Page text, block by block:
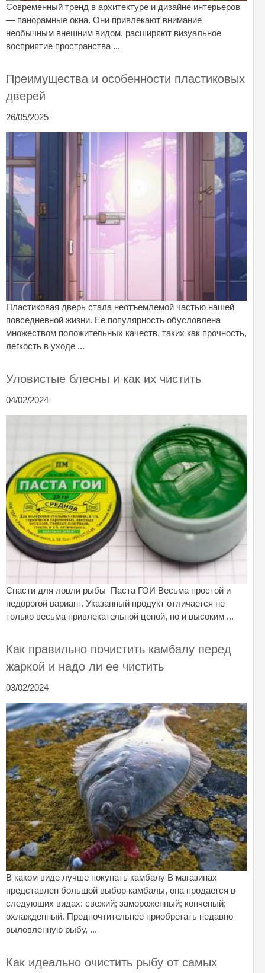
Современный тренд в архитектуре и дизайне интерьеров
— панорамные окна. Они привлекают внимание
необычным внешним видом, расширяют визуальное
восприятие пространства ...
Преимущества и особенности пластиковых
дверей
26/05/2025
Пластиковая дверь стала неотъемлемой частью нашей
повседневной жизни. Ее популярность обусловлена
множеством положительных качеств, таких как прочность,
легкость в уходе ...
Уловистые блесны и как их чистить
04/02/2024
Снасти для ловли рыбы Паста ГОИ Весьма простой и
недорогой вариант. Указанный продукт отличается не
только весьма привлекательной ценой, но и высоким ...
Как правильно почистить камбалу перед
жаркой и надо ли ее чистить
03/02/2024
В каком виде лучше покупать камбалу В магазинах
представлен большой выбор камбалы, она продается в
следующих видах: свежий; замороженный; копченый;
охлажденный. Предпочтительнее приобретать недавно
выловленную рыбу, ...
Как идеально очистить рыбу от самых